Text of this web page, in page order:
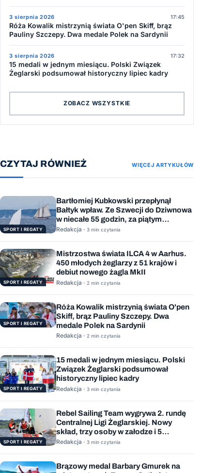
3 sierpnia 2026 17:45
Róża Kowalik mistrzynią świata O'pen Skiff, brąz
Pauliny Szczepy. Dwa medale Polek na Sardynii
3 sierpnia 2026 17:32
15 medali w jednym miesiącu. Polski Związek
Żeglarski podsumował historyczny lipiec kadry
ZOBACZ WSZYSTKIE
CZYTAJ RÓWNIEŻ WIĘCEJ ARTYKUŁÓW
SPORT I REGATY
Bartłomiej Kubkowski przepłynął
Bałtyk wpław. Ze Szwecji do Dziwnowa
w niecałe 55 godzin, za piątym
podejściem
Redakcja · 3 min czytania
SPORT I REGATY
Mistrzostwa świata ILCA 4 w Aarhus.
450 młodych żeglarzy z 51 krajów i
debiut nowego żagla MkII
Redakcja · 2 min czytania
SPORT I REGATY
Róża Kowalik mistrzynią świata O'pen
Skiff, brąz Pauliny Szczepy. Dwa
medale Polek na Sardynii
Redakcja · 2 min czytania
SPORT I REGATY
15 medali w jednym miesiącu. Polski
Związek Żeglarski podsumował
historyczny lipiec kadry
Redakcja · 3 min czytania
SPORT I REGATY
Rebel Sailing Team wygrywa 2. rundę
Centralnej Ligi Żeglarskiej. Nowy
skład, trzy osoby w załodze i 5
wygranych wyścigów
Redakcja · 3 min czytania
Brązowy medal Barbary Gmurek na